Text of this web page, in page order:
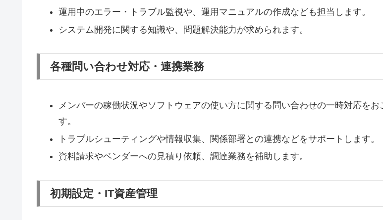
運用中のエラー・トラブル監視や、運用マニュアルの作成なども担当します。
システム開発に関する知識や、問題解決能力が求められます。
各種問い合わせ対応・連携業務
メンバーの稼働状況やソフトウェアの使い方に関する問い合わせの一時対応をお
す。
トラブルシューティングや情報収集、関係部署との連携などをサポートします。
資料請求やベンダーへの見積り依頼、調達業務を補助します。
初期設定・IT資産管理